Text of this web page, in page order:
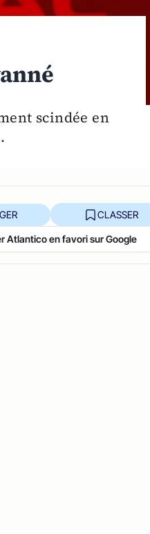
scindée en
CLASSER
Atlantico en favori sur Google